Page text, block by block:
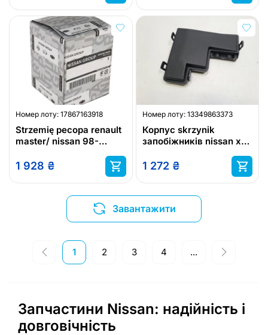
Номер лоту: 17867163918
Strzemię ресора renault
master/ nissan 98-
5524700q0b
1 928 ₴
Номер лоту: 13349863373
Корпус skrzynik
запобіжників nissan x-
1 272 ₴
Завантажити
1 2 3 4 ...
Запчастини Nissan: надійність і
довговічність